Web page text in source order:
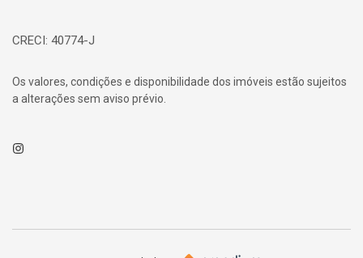
CRECI: 40774-J
Os valores, condições e disponibilidade dos imóveis estão sujeitos
a alterações sem aviso prévio.
Instagram